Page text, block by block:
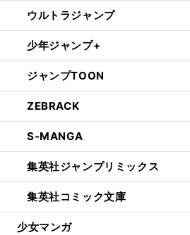
ウルトラジャンプ
少年ジャンプ+
ジャンプTOON
ZEBRACK
S-MANGA
集英社ジャンプリミックス
集英社コミック文庫
少女マンガ